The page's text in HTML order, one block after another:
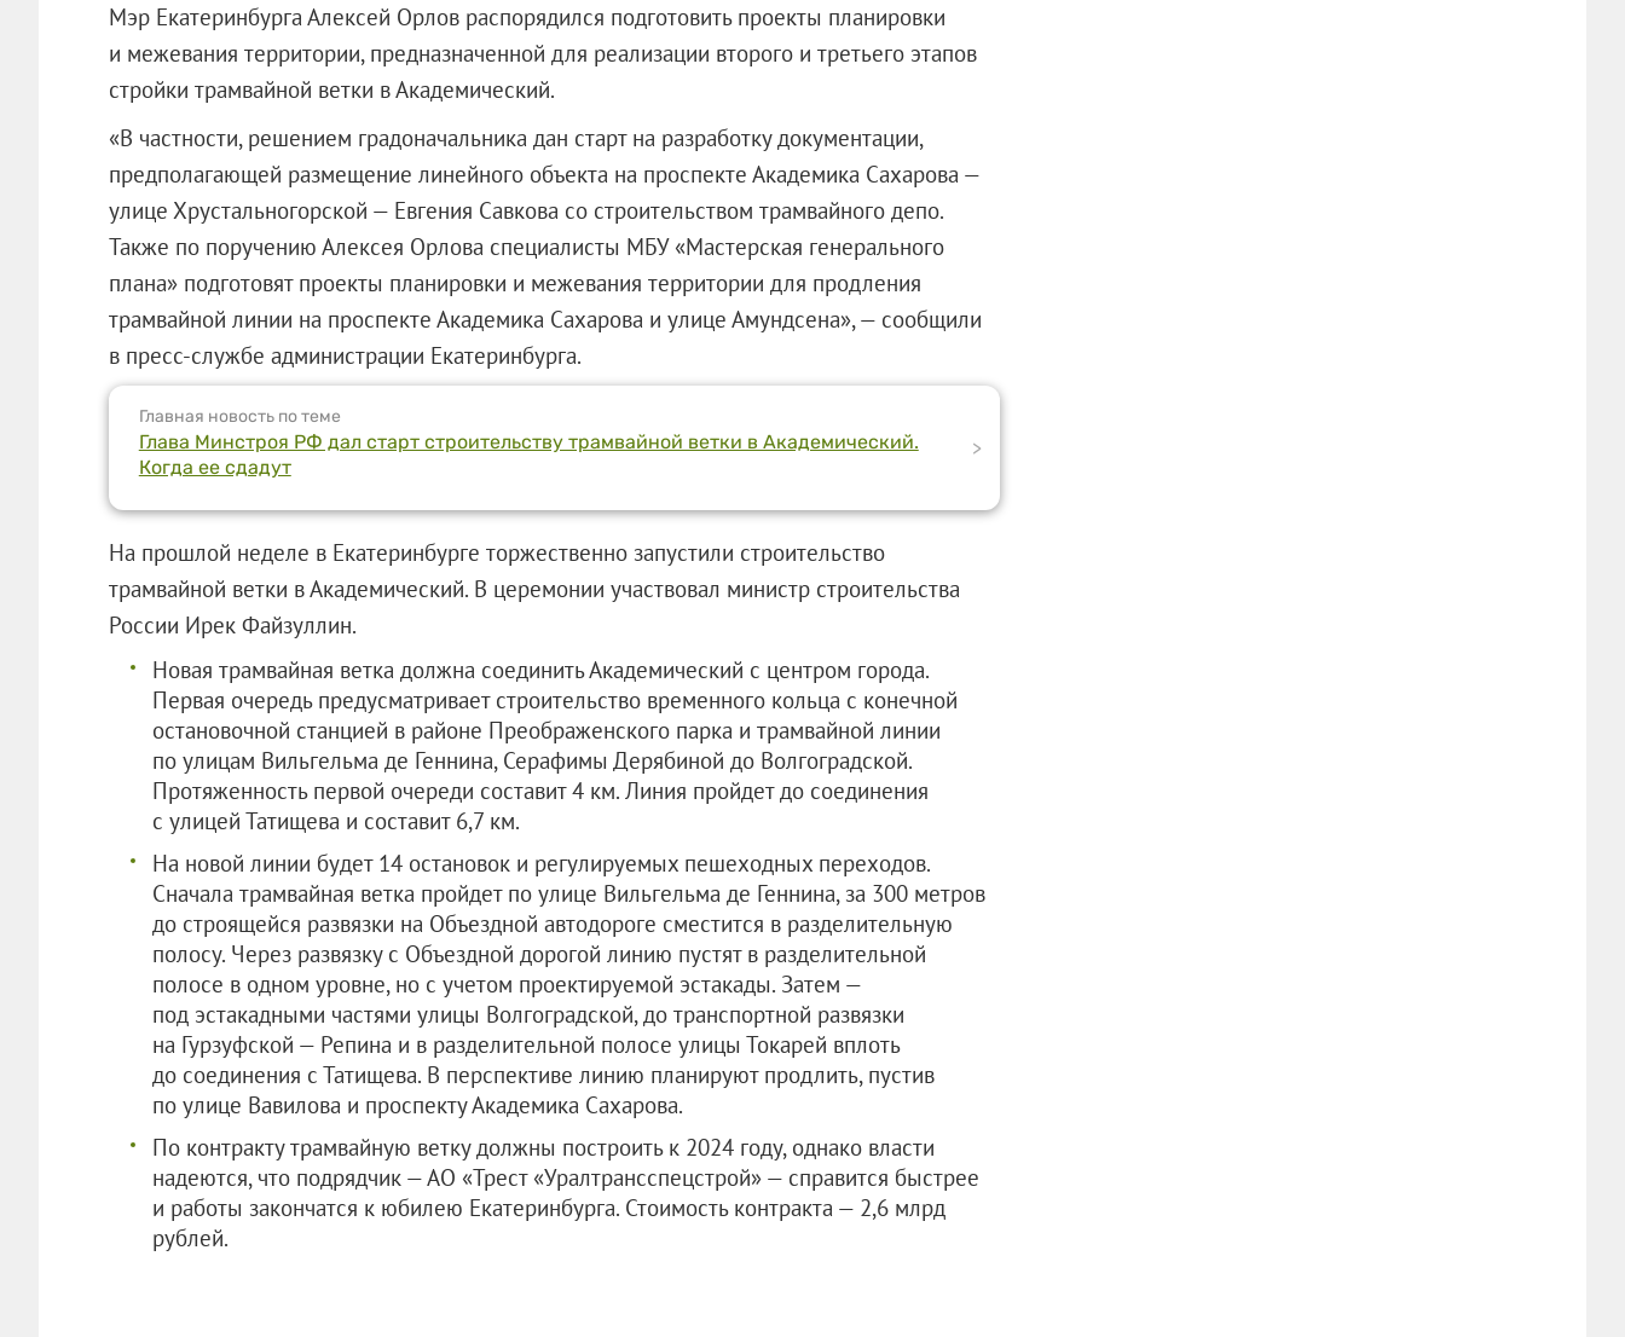
Мэр Екатеринбурга Алексей Орлов распорядился подготовить проекты планировки
и межевания территории, предназначенной для реализации второго и третьего этапов
стройки трамвайной ветки в Академический.
«В частности, решением градоначальника дан старт на разработку документации,
предполагающей размещение линейного объекта на проспекте Академика Сахарова —
улице Хрустальногорской — Евгения Савкова со строительством трамвайного депо.
Также по поручению Алексея Орлова специалисты МБУ «Мастерская генерального
плана» подготовят проекты планировки и межевания территории для продления
трамвайной линии на проспекте Академика Сахарова и улице Амундсена», — сообщили
в пресс-службе администрации Екатеринбурга.
Главная новость по теме
Глава Минстроя РФ дал старт строительству трамвайной ветки в Академический.
Когда ее сдадут
>
На прошлой неделе в Екатеринбурге торжественно запустили строительство
трамвайной ветки в Академический. В церемонии участвовал министр строительства
России Ирек Файзуллин.
Новая трамвайная ветка должна соединить Академический с центром города.
Первая очередь предусматривает строительство временного кольца с конечной
остановочной станцией в районе Преображенского парка и трамвайной линии
по улицам Вильгельма де Геннина, Серафимы Дерябиной до Волгоградской.
Протяженность первой очереди составит 4 км. Линия пройдет до соединения
с улицей Татищева и составит 6,7 км.
На новой линии будет 14 остановок и регулируемых пешеходных переходов.
Сначала трамвайная ветка пройдет по улице Вильгельма де Геннина, за 300 метров
до строящейся развязки на Объездной автодороге сместится в разделительную
полосу. Через развязку с Объездной дорогой линию пустят в разделительной
полосе в одном уровне, но с учетом проектируемой эстакады. Затем —
под эстакадными частями улицы Волгоградской, до транспортной развязки
на Гурзуфской — Репина и в разделительной полосе улицы Токарей вплоть
до соединения с Татищева. В перспективе линию планируют продлить, пустив
по улице Вавилова и проспекту Академика Сахарова.
По контракту трамвайную ветку должны построить к 2024 году, однако власти
надеются, что подрядчик — АО «Трест «Уралтрансспецстрой» — справится быстрее
и работы закончатся к юбилею Екатеринбурга. Стоимость контракта — 2,6 млрд
рублей.